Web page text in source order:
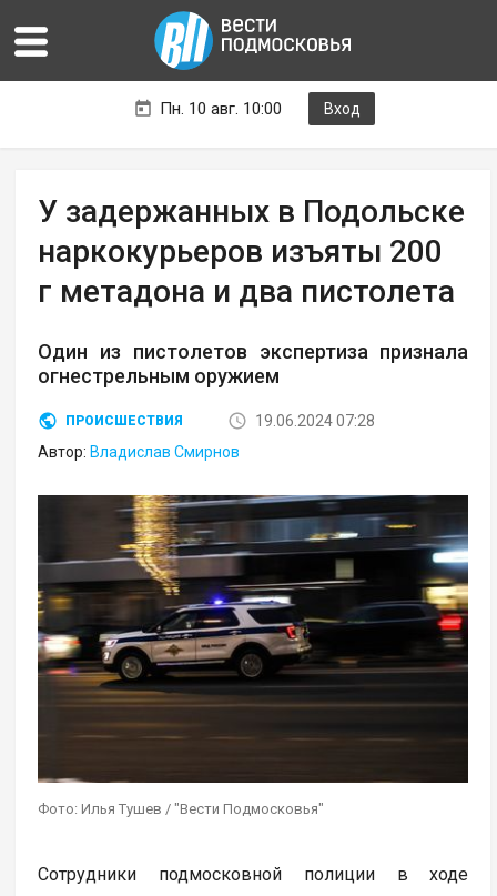
Пн. 10 авг. 10:00 Вход
У задержанных в Подольске
наркокурьеров изъяты 200
г метадона и два пистолета
Один из пистолетов экспертиза признала
огнестрельным оружием
ПРОИСШЕСТВИЯ
19.06.2024 07:28
Автор: Владислав Смирнов
Фото: Илья Тушев / "Вести Подмосковья"
Сотрудники подмосковной полиции в ходе